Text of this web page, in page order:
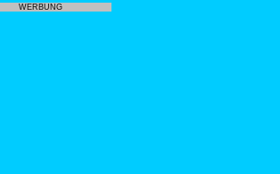
WERBUNG